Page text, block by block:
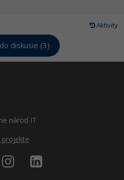
Aktivity
diskusie (3)
národ IT
projekte